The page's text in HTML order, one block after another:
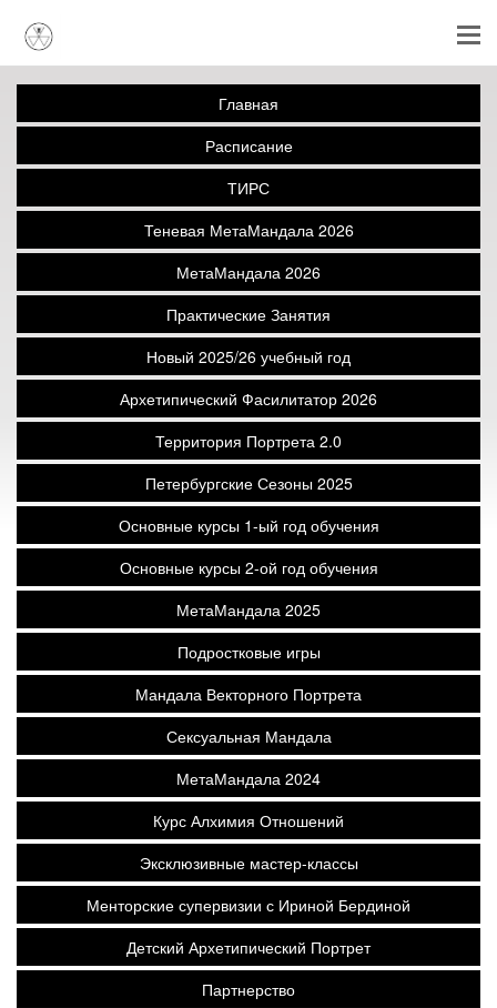
Главная
Расписание
ТИРС
Теневая МетаМандала 2026
МетаМандала 2026
Практические Занятия
Новый 2025/26 учебный год
Архетипический Фасилитатор 2026
Территория Портрета 2.0
Петербургские Сезоны 2025
Основные курсы 1-ый год обучения
Основные курсы 2-ой год обучения
МетаМандала 2025
Подростковые игры
Мандала Векторного Портрета
Сексуальная Мандала
МетаМандала 2024
Курс Алхимия Отношений
Эксклюзивные мастер-классы
Менторские супервизии с Ириной Бердиной
Детский Архетипический Портрет
Партнерство